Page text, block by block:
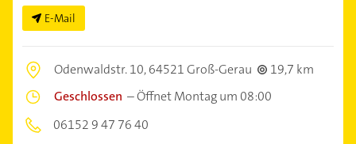
E-Mail
Odenwaldstr. 10,64521 Groß-Gerau
19,7 km
Geschlossen –Öffnet Montag um 08:00
06152 9 47 76 40